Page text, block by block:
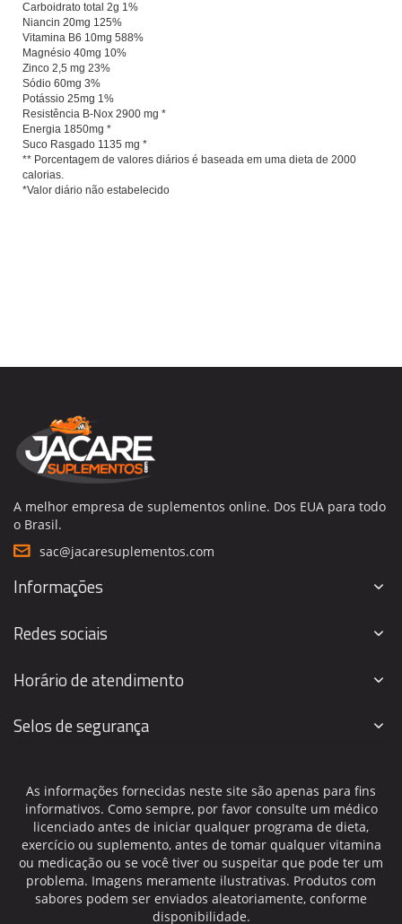
Carboidrato total 2g 1%
Niancin 20mg 125%
Vitamina B6 10mg 588%
Magnésio 40mg 10%
Zinco 2,5 mg 23%
Sódio 60mg 3%
Potássio 25mg 1%
Resistência B-Nox 2900 mg *
Energia 1850mg *
Suco Rasgado 1135 mg *
** Porcentagem de valores diários é baseada em uma dieta de 2000
calorias.
*Valor diário não estabelecido
A melhor empresa de suplementos online. Dos EUA para todo
o Brasil.
sac@jacaresuplementos.com
Informações
Redes sociais
Horário de atendimento
Selos de segurança
As informações fornecidas neste site são apenas para fins
informativos. Como sempre, por favor consulte um médico
licenciado antes de iniciar qualquer programa de dieta,
exercício ou suplemento, antes de tomar qualquer vitamina
ou medicação ou se você tiver ou suspeitar que pode ter um
problema. Imagens meramente ilustrativas. Produtos com
sabores podem ser enviados aleatoriamente, conforme
disponibilidade.